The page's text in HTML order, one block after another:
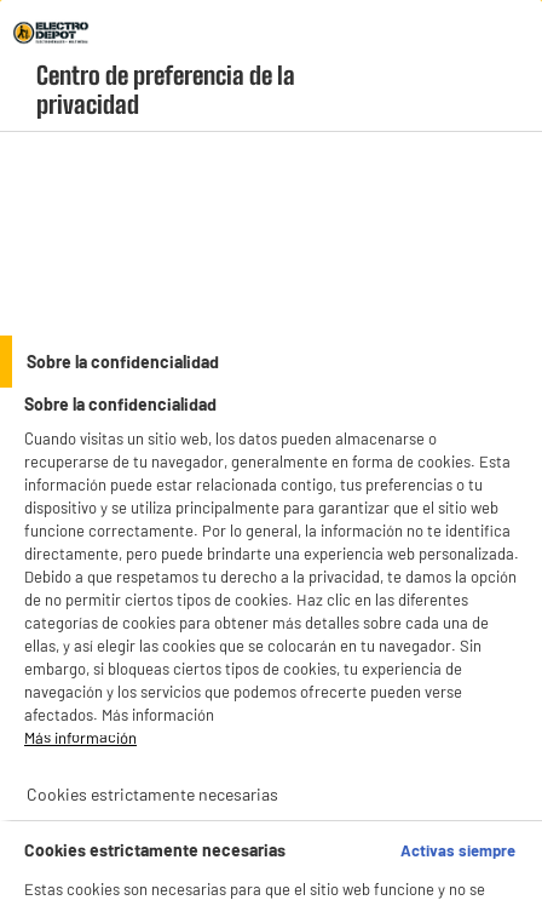
Menú
geolocation-header-icon-text
account
Rechazar todas
BIENVENIDO a ELECTRO
Centro de preferencia de la
privacidad
Sobre la confidencialidad
Sobre la confidencialidad
Cuando visitas un sitio web, los datos pueden almacenarse o
recuperarse de tu navegador, generalmente en forma de cookies. Esta
información puede estar relacionada contigo, tus preferencias o tu
dispositivo y se utiliza principalmente para garantizar que el sitio web
funcione correctamente. Por lo general, la información no te identifica
directamente, pero puede brindarte una experiencia web personalizada.
Debido a que respetamos tu derecho a la privacidad, te damos la opción
de no permitir ciertos tipos de cookies. Haz clic en las diferentes
categorías de cookies para obtener más detalles sobre cada una de
ellas, y así elegir las cookies que se colocarán en tu navegador. Sin
embargo, si bloqueas ciertos tipos de cookies, tu experiencia de
navegación y los servicios que podemos ofrecerte pueden verse
afectados. Más información
Más información
Cookies estrictamente necesarias
Cookies estrictamente necesarias
Activas siempre
Estas cookies son necesarias para que el sitio web funcione y no se